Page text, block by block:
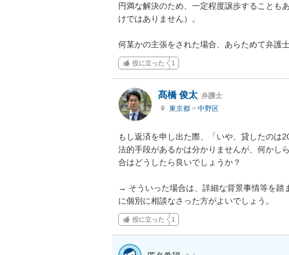
円満な解決のため、一定程度譲歩することも
けではありません）。
何某かの主張をされた場合、あらためて弁護
役に立った 1
髙橋 俊太 弁護士
東京都 > 中野区
もし返済を申し出た際、「いや、貸したのは
法的手段があるかは分かりませんが、何かし
合はどうしたら良いでしょうか？
→ そういった場合は、詳細な背景事情等を踏
に個別に相談なさった方がよいでしょう。
役に立った 1